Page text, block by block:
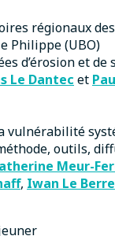
régionaux
Philippe (UBO)
d’érosion et
Le Dantec et
vulnérabilité
outils,
Meur-
, Iwan Le Berre